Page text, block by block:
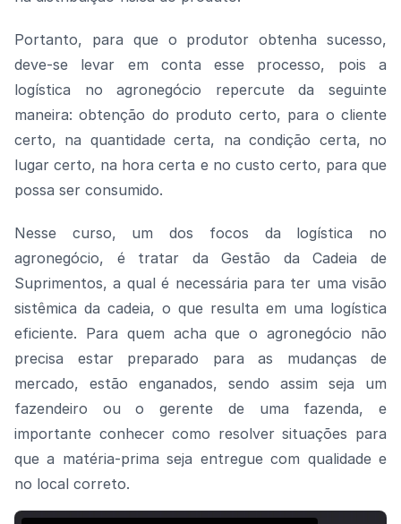
Portanto, para que o produtor obtenha sucesso,
deve-se levar em conta esse processo, pois a
logística no agronegócio repercute da seguinte
maneira: obtenção do produto certo, para o cliente
certo, na quantidade certa, na condição certa, no
lugar certo, na hora certa e no custo certo, para que
possa ser consumido.
Nesse curso, um dos focos da logística no
agronegócio, é tratar da Gestão da Cadeia de
Suprimentos, a qual é necessária para ter uma visão
sistêmica da cadeia, o que resulta em uma logística
eficiente. Para quem acha que o agronegócio não
precisa estar preparado para as mudanças de
mercado, estão enganados, sendo assim seja um
fazendeiro ou o gerente de uma fazenda, e
importante conhecer como resolver situações para
que a matéria-prima seja entregue com qualidade e
no local correto.